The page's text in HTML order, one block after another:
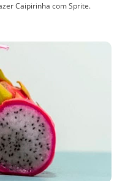
Caipirinha com Sprite.